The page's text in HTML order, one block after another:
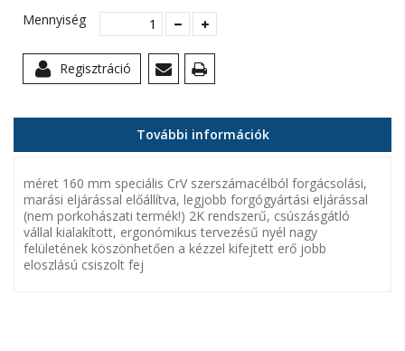
Mennyiség
Regisztráció
További információk
méret 160 mm speciális CrV szerszámacélból forgácsolási,
marási eljárással előállítva, legjobb forgógyártási eljárással
(nem porkohászati termék!) 2K rendszerű, csúszásgátló
vállal kialakított, ergonómikus tervezésű nyél nagy
felületének köszönhetően a kézzel kifejtett erő jobb
eloszlású csiszolt fej